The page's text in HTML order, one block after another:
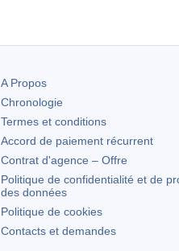
A Propos
Chronologie
Termes et conditions
Accord de paiement récurrent
Contrat d'agence – Offre
Politique de confidentialité et de
des données
Politique de cookies
Contacts et demandes